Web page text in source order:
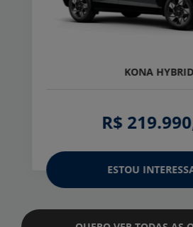
KONA HYBRID
R$
ESTOU